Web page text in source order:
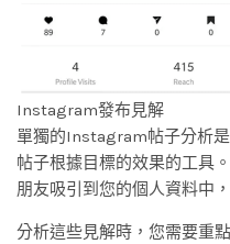
Instagram發布見解
單獨的Instagram帖子分析
帖子根據目標的效果的工具
朋友吸引到您的個人資料中
分析這些見解時，您需要重